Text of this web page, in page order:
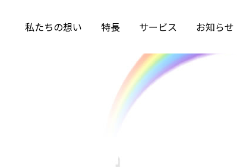
私たちの想い 特長 サービス お知らせ